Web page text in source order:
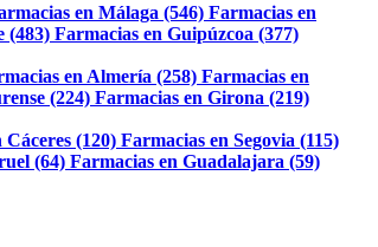
en Málaga (546) Farmacias en
(483) Farmacias en Guipúzcoa (377)
en Almería (258) Farmacias en
(224) Farmacias en Girona (219)
(120) Farmacias en Segovia (115)
(64) Farmacias en Guadalajara (59)